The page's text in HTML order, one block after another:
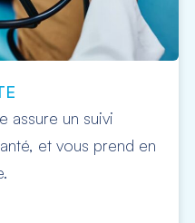
assure un suivi
et vous prend en